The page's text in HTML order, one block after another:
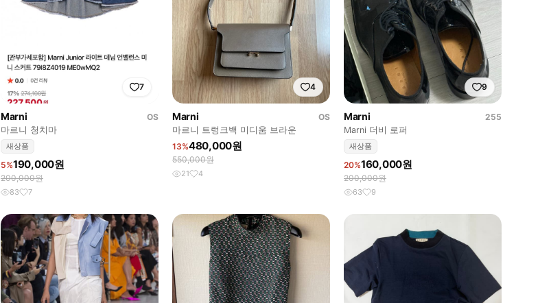
7
Marni
OS
마르니 청치마
새상품
5%190,000원
200,000원
83 7
4
Marni
OS
마르니 트렁크백 미디움 브라운
13%480,000원
550,000원
21 4
9
Marni
255
Marni 더비 로퍼
새상품
20%160,000원
200,000원
63 9